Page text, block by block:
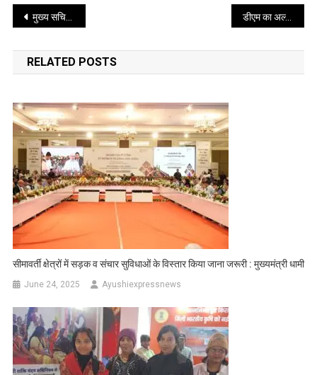
Post
navigation
मुख्य सचिव श्री आनन्द बर्द्धन की अध्यक्षता में आज सचिवालय में नाबार्ड की उच्च स्तरीय समिति की बैठक सम्पन्न हुई डीएम का अल्टीमेटम-25 जुलाई तक हर हाल में पूरी हो कांवड़ मेले की तैयारियां
RELATED POSTS
सीमावर्ती क्षेत्रों में सड़क व संचार सुविधाओं के विस्तार किया जाना जरूरी : मुख्यमंत्री धामी
June 24, 2025 Ayushiexpressnews